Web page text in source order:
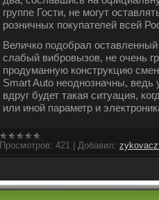
группе Гости, не могут
розничных покупателей всей
Величко подобрал
слабый вибровызов, не очень
продуманную конструкцию
Smart Auto неоднозначны, ведь
вдруг будет такая ситуация,
или иной параметр и
Просмотров: 421 Добавил: